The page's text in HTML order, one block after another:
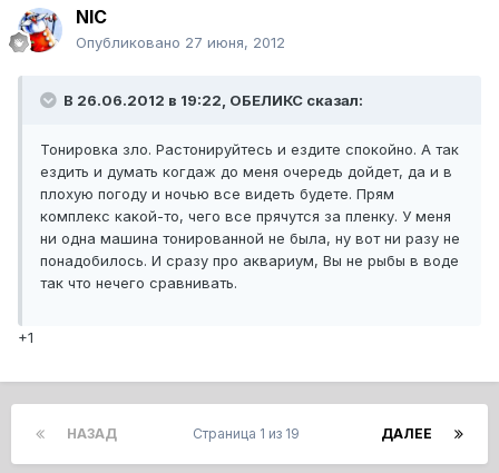
NIC
Опубликовано 27 июня, 2012
В 26.06.2012 в 19:22, ОБЕЛИКС сказал:
Тонировка зло. Растонируйтесь и ездите спокойно. А так
ездить и думать когдаж до меня очередь дойдет, да и в
плохую погоду и ночью все видеть будете. Прям
комплекс какой-то, чего все прячутся за пленку. У меня
ни одна машина тонированной не была, ну вот ни разу не
понадобилось. И сразу про аквариум, Вы не рыбы в воде
так что нечего сравнивать.
+1
НАЗАД ДАЛЕЕ
Страница 1 из 19